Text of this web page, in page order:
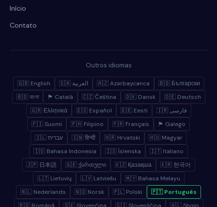
Início
Contato
Outros idiomas
🇬🇧 English 🇸🇦 العربية 🇦🇿 Azərbaycanca
🇧🇬 Български
🇧🇩 বাংলা
🏴 Català 🇨🇿 Čeština 🇩🇰 Dansk
🇩🇪 Deutsch
🇬🇷 Ελληνικά
🇪🇸 Español 🇪🇪 Eesti
🇮🇷 فارسی
🇫🇮 Suomi
🇵🇭 Filipino 🇫🇷 Français
🏴 Galego
🇮🇱 עברית
🇮🇳 हिन्दी 🇭🇷 Hrvatski
🇭🇺 Magyar
🇮🇩 Bahasa Indonesia
🇮🇸 Íslenska
🇮🇹 Italiano
🇯🇵 日本語
🇬🇪 ქართული 🇰🇿 Қазақша
🇰🇷 한국어
🇱🇹 Lietuvių
🇱🇻 Latviešu
🇲🇾 Bahasa Melayu
🇳🇱 Nederlands
🇳🇴 Norsk 🇵🇱 Polski
🇵🇹 Português